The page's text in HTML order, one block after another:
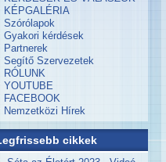
KÉPGALÉRIA
Szórólapok
Gyakori kérdések
Partnerek
Segítő Szervezetek
RÓLUNK
YOUTUBE
FACEBOOK
Nemzetközi Hírek
cikkek